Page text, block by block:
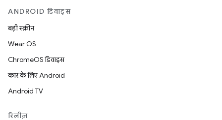
ANDROID डिवाइस
बड़ी स्क्रीन
Wear OS
ChromeOS डिवाइस
कार के लिए Android
Android TV
रिलीज़